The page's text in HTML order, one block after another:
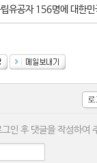
유공자 156명에 대한
인 후 댓글을 작성하여